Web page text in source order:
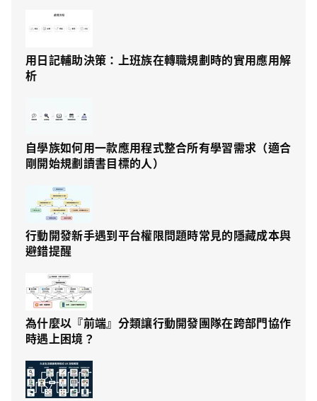
用日記輔助決策：上班族在轉職規劃時的實用應用解
析
自學族如何用一款應用程式整合所有學習需求（適合
剛開始規劃讀書目標的人）
行動開發新手遇到平台權限問題時常見的隱藏成本與
避錯提醒
為什麼以『前端』分類讓行動開發團隊在跨部門協作
時遇上困境？